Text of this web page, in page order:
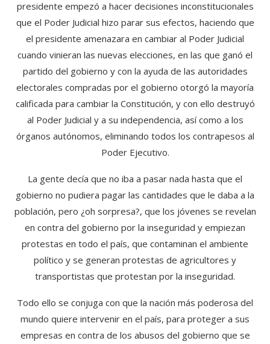
presidente empezó a hacer decisiones inconstitucionales
que el Poder Judicial hizo parar sus efectos, haciendo que
el presidente amenazara en cambiar al Poder Judicial
cuando vinieran las nuevas elecciones, en las que ganó el
partido del gobierno y con la ayuda de las autoridades
electorales compradas por el gobierno otorgó la mayoría
calificada para cambiar la Constitución, y con ello destruyó
al Poder Judicial y a su independencia, así como a los
órganos autónomos, eliminando todos los contrapesos al
Poder Ejecutivo.
La gente decía que no iba a pasar nada hasta que el
gobierno no pudiera pagar las cantidades que le daba a la
población, pero ¿oh sorpresa?, que los jóvenes se revelan
en contra del gobierno por la inseguridad y empiezan
protestas en todo el país, que contaminan el ambiente
político y se generan protestas de agricultores y
transportistas que protestan por la inseguridad.
Todo ello se conjuga con que la nación más poderosa del
mundo quiere intervenir en el país, para proteger a sus
empresas en contra de los abusos del gobierno que se